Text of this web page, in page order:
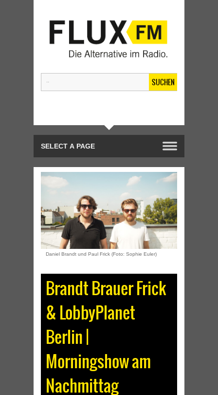
SUCHEN
Daniel Brandt und Paul Frick (Foto: Sophie Euler)
Brandt Brauer Frick
& LobbyPlanet
Berlin |
Morningshow am
Nachmittag